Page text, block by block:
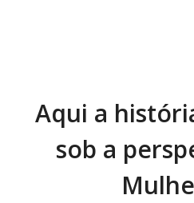
Aqui a
sob a